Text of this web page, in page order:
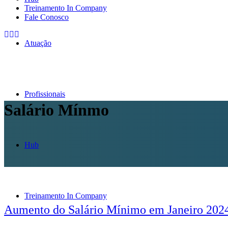
Atuação
Profissionais
Hub
Treinamento In Company
Treinamento In Company
Fale Conosco
Salário Mínmo
Aumento do Salário Mínimo em Janeiro